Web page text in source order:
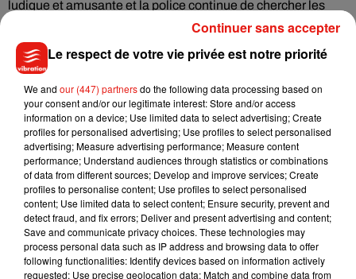
ludique et amusante et la police continue de chercher les
Musique
7 août 2026
Julien Lieb s’essaye à la vie de chatelain
dans son nouveau clip
Madonna sort enfin le remix de « Love
Le respect de votre vie privée est notre priorité
We and our (447) partnersdo the following data processing based on
your consent and/or our legitimate interest: Store and/or access
information on a device; Use limited data to select advertising; Create
profiles for personalised advertising; Use profiles to select personalised
advertising; Measure advertising performance; Measure content
performance; Understand audiences through statistics or combinations
of data from different sources; Develop and improve services; Create
profiles to personalise content; Use profiles to select personalised
content; Use limited data to select content; Ensure security, prevent and
detect fraud, and fix errors; Deliver and present advertising and content;
Save and communicate privacy choices. These technologies may
process personal data such as IP address and browsing data to offer
following functionalities: Identify devices based on information actively
requested; Use precise geolocation data; Match and combine data from
Continuer sans accepter